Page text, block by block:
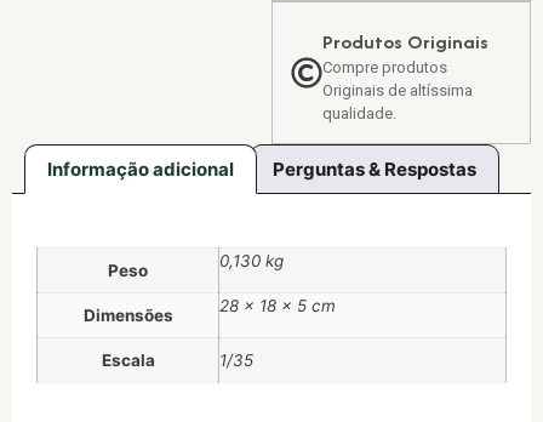
Produtos Originais
Compre produtos
Originais de altíssima
qualidade.
Informação adicional Perguntas & Respostas
Peso 0,130 kg
Dimensões 28 × 18 × 5 cm
Escala 1/35